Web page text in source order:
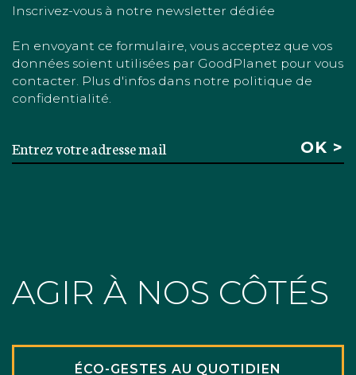
Inscrivez-vous à notre newsletter dédiée
En envoyant ce formulaire, vous acceptez que vos
données soient utilisées par GoodPlanet pour vous
contacter. Plus d'infos dans notre politique de
confidentialité.
AGIR À NOS CÔTÉS
ÉCO-GESTES AU QUOTIDIEN